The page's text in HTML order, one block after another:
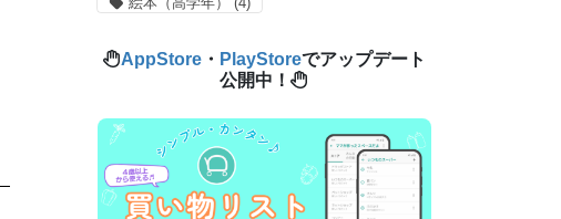
AppStore・ PlayStoreでアップデート
公開中！